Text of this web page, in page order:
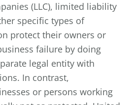
(LLC), limited liability
specific types of
protect their owners or
failure by doing
legal entity with
In contrast,
or persons working